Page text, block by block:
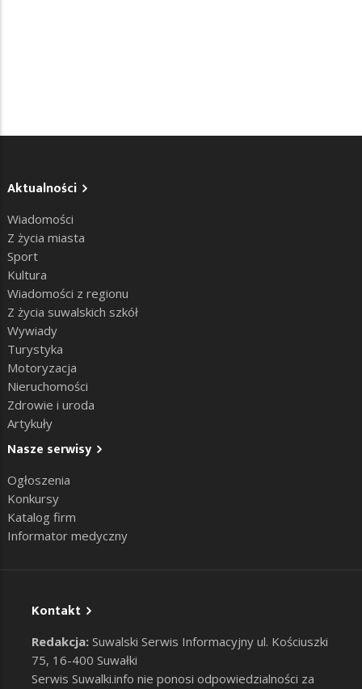
Aktualności
Wiadomości
Z życia miasta
Sport
Kultura
Wiadomości z regionu
Z życia suwalskich szkół
Wywiady
Turystyka
Motoryzacja
Nieruchomości
Zdrowie i uroda
Artykuły
Nasze serwisy
Ogłoszenia
Konkursy
Katalog firm
Informator medyczny
Kontakt
Redakcja: Suwalski Serwis Informacyjny ul. Kościuszki
75, 16-400 Suwałki
Serwis Suwalki.info nie ponosi odpowiedzialności za